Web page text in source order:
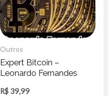
Outros
Expert Bitcoin –
Leonardo Fernandes
R$ 39,99